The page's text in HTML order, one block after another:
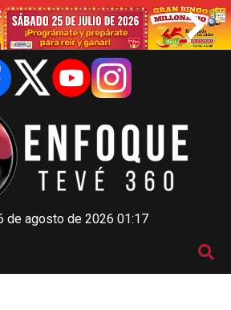
de agosto de 2026 01:17